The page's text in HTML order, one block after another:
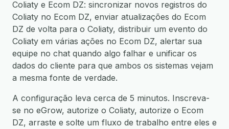
Coliaty e Ecom DZ: sincronizar novos registros do
Coliaty no Ecom DZ, enviar atualizações do Ecom
DZ de volta para o Coliaty, distribuir um evento do
Coliaty em várias ações no Ecom DZ, alertar sua
equipe no chat quando algo falhar e unificar os
dados do cliente para que ambos os sistemas vejam
a mesma fonte de verdade.
A configuração leva cerca de 5 minutos. Inscreva-
se no eGrow, autorize o Coliaty, autorize o Ecom
DZ, arraste e solte um fluxo de trabalho entre eles e